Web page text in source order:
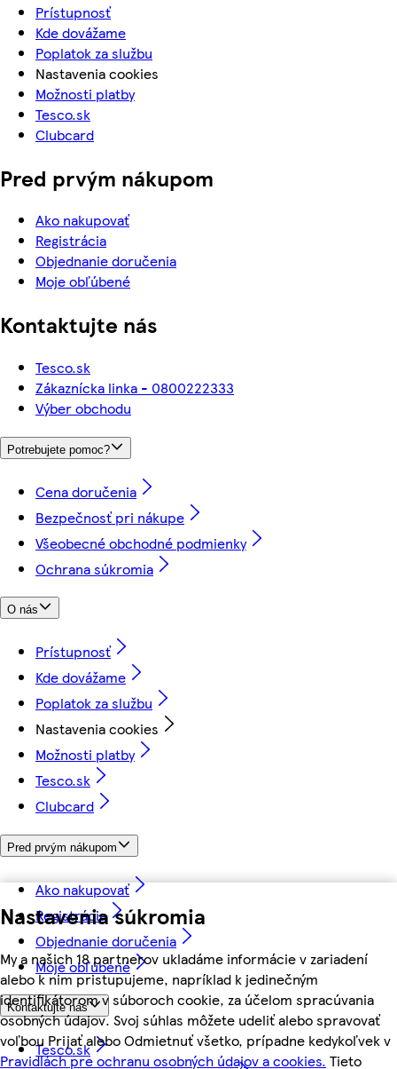
Nastavenia súkromia
My a našich 18 partnerov ukladáme informácie v zariadení
alebo k nim pristupujeme, napríklad k jedinečným
identifikátorom v súboroch cookie, za účelom spracúvania
osobných údajov. Svoj súhlas môžete udeliť alebo spravovať
voľbou Prijať alebo Odmietnuť všetko, prípadne kedykoľvek v
Pravidlách pre ochranu osobných údajov a cookies. Tieto
Prístupnosť
Kde dovážame
Poplatok za službu
Nastavenia cookies
Možnosti platby
Tesco.sk
Clubcard
Pred prvým nákupom
Ako nakupovať
Registrácia
Objednanie doručenia
Moje obľúbené
Kontaktujte nás
Tesco.sk
Zákaznícka linka - 0800222333
Výber obchodu
Potrebujete pomoc?
Cena doručenia
Bezpečnosť pri nákupe
Všeobecné obchodné podmienky
Ochrana súkromia
O nás
Prístupnosť
Kde dovážame
Poplatok za službu
Nastavenia cookies
Možnosti platby
Tesco.sk
Clubcard
Pred prvým nákupom
Ako nakupovať
Registrácia
Objednanie doručenia
Moje obľúbené
Kontaktujte nás
Tesco.sk